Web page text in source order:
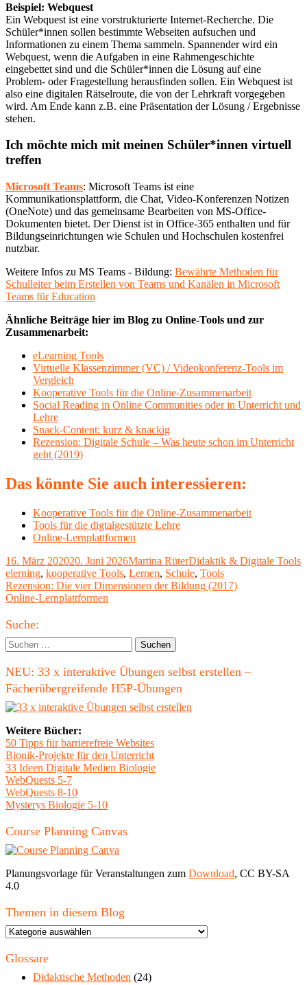
Beispiel: Webquest
Ein Webquest ist eine vorstrukturierte Internet-Recherche. Die
Schüler*innen sollen bestimmte Webseiten aufsuchen und
Informationen zu einem Thema sammeln. Spannender wird ein
Webquest, wenn die Aufgaben in eine Rahmengeschichte
eingebettet sind und die Schüler*innen die Lösung auf eine
Problem- oder Fragestellung herausfinden sollen. Ein Webquest ist
also eine digitalen Rätselroute, die von der Lehrkraft vorgegeben
wird. Am Ende kann z.B. eine Präsentation der Lösung / Ergebnisse
stehen.
Ich möchte mich mit meinen Schüler*innen virtuell
treffen
Microsoft Teams: Microsoft Teams ist eine
Kommunikationsplattform, die Chat, Video-Konferenzen Notizen
(OneNote) und das gemeinsame Bearbeiten von MS-Office-
Dokumenten bietet. Der Dienst ist in Office-365 enthalten und für
Bildungseinrichtungen wie Schulen und Hochschulen kostenfrei
nutzbar.
Weitere Infos zu MS Teams - Bildung: Bewährte Methoden für
Schulleiter beim Erstellen von Teams und Kanälen in Microsoft
Teams für Education
Ähnliche Beiträge hier im Blog zu Online-Tools und zur
Zusammenarbeit:
eLearning Tools
Virtuelle Klassenzimmer (VC) / Videokonferenz-Tools im
Vergleich
Kooperative Tools für die Online-Zusammenarbeit
Social Reading in Online Communities oder in Unterricht und
Lehre
Snack-Content: kurz & knackig
Rezension: Digitale Schule – Was heute schon im Unterricht
geht (2019)
Das könnte Sie auch interessieren:
Kooperative Tools für die Online-Zusammenarbeit
Tools für die digtalgestützte Lehre
Online-Lernplattformen
Veröffentlicht
am
16. März 202020. Juni 2026Autor
Martina RüterKategorien
Didaktik & Digitale Tools
elerning, kooperative Tools, Lernen, Schule, Tools
Beitragsnavigation
Vorheriger
Beitrag:
Rezension: Die vier Dimensionen der Bildung (2017)
Nächster
Online-Lernplattformen
Haupt-
Seitenleiste
Suche:
Suchen
nach:
NEU: 33 x interaktive Übungen selbst erstellen –
Fächerübergreifende H5P-Übungen
Weitere Bücher:
50 Tipps für barrierefreie Websites
Bionik-Projekte für den Unterricht
33 Ideen Digitale Medien Biologie
WebQuests 5-7
WebQuests 8-10
Mysterys Biologie 5-10
Course Planning Canvas
Planungsvorlage für Veranstaltungen zum Download, CC BY-SA
4.0
Themen in diesem Blog
Themen
diesem
Glossare
Didaktische Methoden (24)